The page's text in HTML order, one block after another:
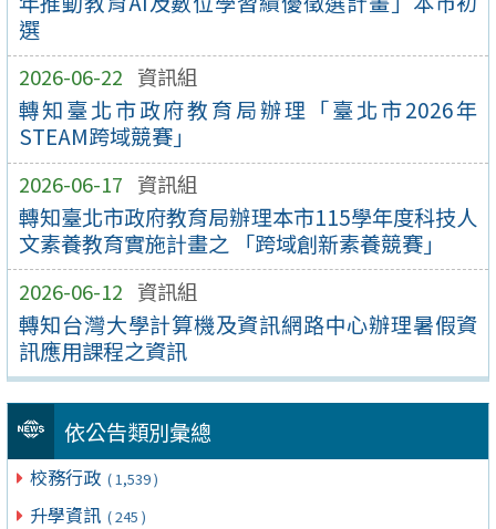
選
2026-06-22 資訊組
轉知臺北市政府教育局辦理「臺北市2026年
STEAM跨域競賽」
2026-06-17 資訊組
轉知臺北市政府教育局辦理本市115學年度科技人
文素養教育實施計畫之 「跨域創新素養競賽」
2026-06-12 資訊組
轉知台灣大學計算機及資訊網路中心辦理暑假資
訊應用課程之資訊
依公告類別彙總
校務行政 ( 1,539 )
升學資訊 ( 245 )